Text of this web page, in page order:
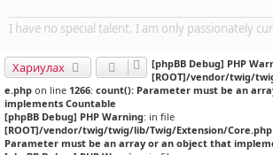
I have no special talent. I am only passionately
Хариулах [phpBB Debug] PHP
[ROOT]/vendor/twig/
e.php on line 1266: count(): Parameter must be an
implements Countable
[phpBB Debug] PHP Warning: in file
[ROOT]/vendor/twig/twig/lib/Twig/Extension/Core.php
Parameter must be an array or an object that